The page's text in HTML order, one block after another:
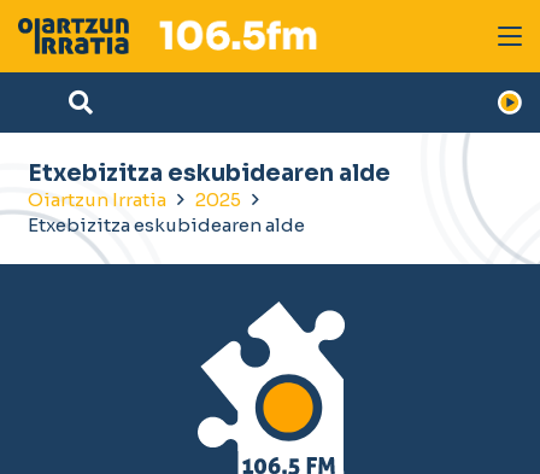
Etxebizitza eskubidearen alde
Oiartzun Irratia
2025
Etxebizitza eskubidearen alde